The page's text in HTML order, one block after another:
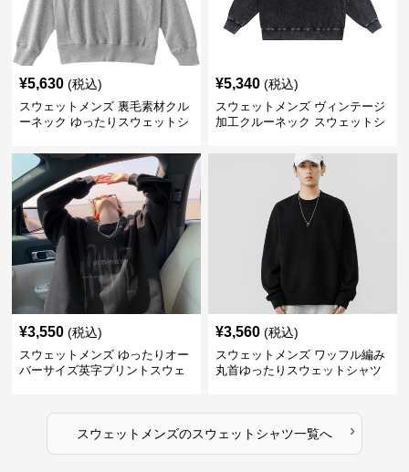
¥5,630 (税込)
スウェットメンズ 裏毛素材クル
ーネック ゆったりスウェットシ
¥5,340 (税込)
スウェットメンズ ヴィンテージ
加工クルーネック スウェットシ
¥3,550 (税込)
スウェットメンズ ゆったりオー
バーサイズ英字プリントスウェ
¥3,560 (税込)
スウェットメンズ ワッフル編み
丸首ゆったりスウェットシャツ
スウェットメンズのスウェットシャツ一覧へ ›